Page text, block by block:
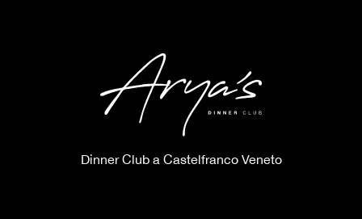
Dinner Club a Castelfranco Veneto